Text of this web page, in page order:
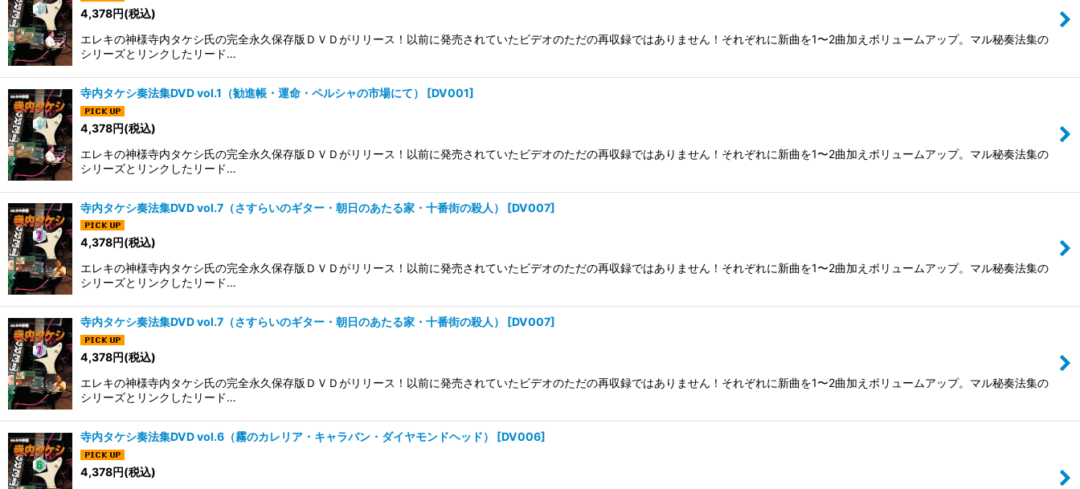
4,378円(税込)
エレキの神様寺内タケシ氏の完全永久保存版ＤＶＤがリリース！以前に発売されていたビデオのただの再収録ではありません！それぞれに新曲を1〜2曲加えボリュームアップ。マル秘奏法集の
シリーズとリンクしたリード…
寺内タケシ奏法集DVD vol.1（勧進帳・運命・ペルシャの市場にて） [DV001]
4,378円(税込)
エレキの神様寺内タケシ氏の完全永久保存版ＤＶＤがリリース！以前に発売されていたビデオのただの再収録ではありません！それぞれに新曲を1〜2曲加えボリュームアップ。マル秘奏法集の
シリーズとリンクしたリード…
寺内タケシ奏法集DVD vol.7（さすらいのギター・朝日のあたる家・十番街の殺人） [DV007]
4,378円(税込)
エレキの神様寺内タケシ氏の完全永久保存版ＤＶＤがリリース！以前に発売されていたビデオのただの再収録ではありません！それぞれに新曲を1〜2曲加えボリュームアップ。マル秘奏法集の
シリーズとリンクしたリード…
寺内タケシ奏法集DVD vol.7（さすらいのギター・朝日のあたる家・十番街の殺人） [DV007]
4,378円(税込)
エレキの神様寺内タケシ氏の完全永久保存版ＤＶＤがリリース！以前に発売されていたビデオのただの再収録ではありません！それぞれに新曲を1〜2曲加えボリュームアップ。マル秘奏法集の
シリーズとリンクしたリード…
寺内タケシ奏法集DVD vol.6（霧のカレリア・キャラバン・ダイヤモンドヘッド） [DV006]
4,378円(税込)